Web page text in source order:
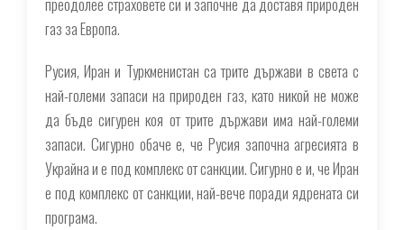
газ за Европа.
Русия, Иран и Туркменистан са трите държави в света с
най-големи запаси на природен газ, като никой не може
да бъде сигурен коя от трите държави има най-големи
запаси. Сигурно обаче е, че Русия започна агресията в
Украйна и е под комплекс от санкции. Сигурно е и, че Иран
е под комплекс от санкции, най-вече поради ядрената си
програма.